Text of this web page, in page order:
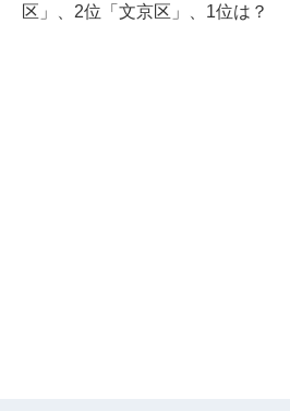
区」、2位「文京区」、1位は？